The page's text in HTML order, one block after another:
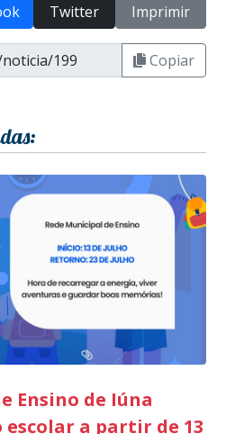
Twitter Imprimir
Copiar
Ensino de Iúna
escolar a partir de 13